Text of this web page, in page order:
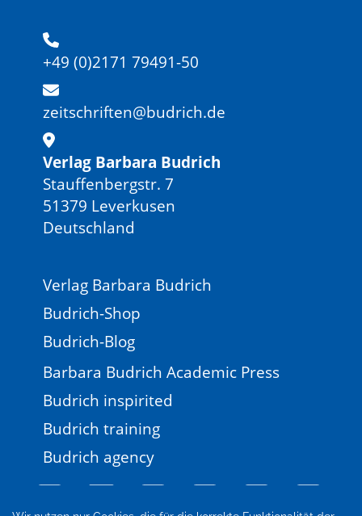
+49 (0)2171 79491-50
zeitschriften@budrich.de
Verlag Barbara Budrich
Stauffenbergstr. 7
51379 Leverkusen
Deutschland
Verlag Barbara Budrich
Budrich-Shop
Budrich-Blog
Barbara Budrich Academic Press
Budrich inspirited
Budrich training
Budrich agency